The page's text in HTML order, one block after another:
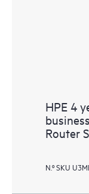
HPE 4
Router
N.º SKU